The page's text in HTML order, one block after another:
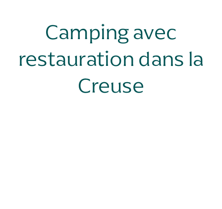
Camping avec
restauration dans la
Creuse